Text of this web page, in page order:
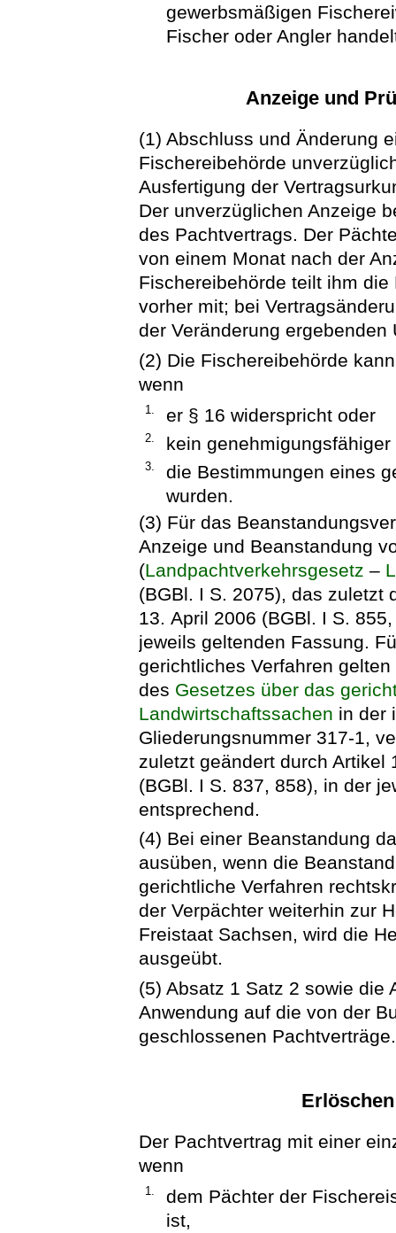
gewerbsmäßigen
Fischer oder Angler
Anzeige und
(1) Abschluss und Änderung
Fischereibehörde
Ausfertigung der
Der unverzüglichen Anzeige
des Pachtvertrags. Der
von einem Monat nach der
Fischereibehörde teilt ihm
vorher mit; bei
der Veränderung ergebenden
(2) Die Fischereibehörde
wenn
1. er § 16 widerspricht oder
2. kein
3.
die Bestimmungen eines
wurden.
(3) Für das
Anzeige und Beanstandung
(Landpachtverkehrsgesetz –
(BGBl. I S. 2075), das zuletzt
13. April 2006 (BGBl. I S.
jeweils geltenden Fassung.
gerichtliches Verfahren
des Gesetzes über das
Landwirtschaftssachen in der
Gliederungsnummer 317-1,
zuletzt geändert durch Artikel
(BGBl. I S. 837, 858), in der
entsprechend.
(4) Bei einer Beanstandung
ausüben, wenn die
gerichtliche Verfahren
der Verpächter weiterhin zur
Freistaat Sachsen, wird die
ausgeübt.
(5) Absatz 1 Satz 2 sowie die
Anwendung auf die von der
geschlossenen Pachtverträge.
Der Pachtvertrag mit einer
wenn
1.
dem Pächter der
ist,